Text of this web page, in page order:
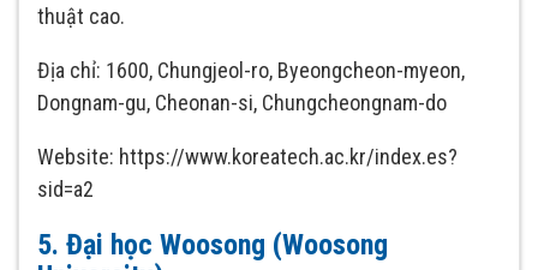
thuật cao.
Địa chỉ: 1600, Chungjeol-ro, Byeongcheon-myeon,
Dongnam-gu, Cheonan-si, Chungcheongnam-do
Website: https://www.koreatech.ac.kr/index.es?
sid=a2
5. Đại học Woosong (Woosong